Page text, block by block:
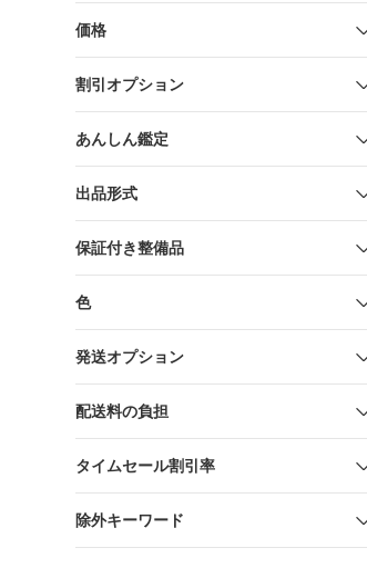
価格
割引オプション
あんしん鑑定
出品形式
保証付き整備品
色
発送オプション
配送料の負担
タイムセール割引率
除外キーワード